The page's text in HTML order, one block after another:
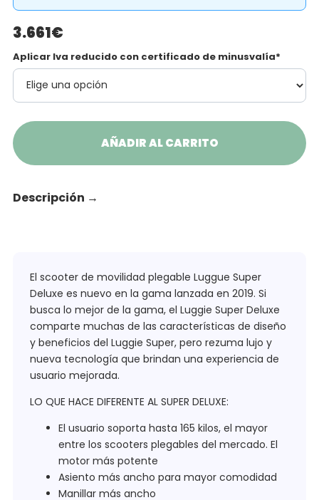
3.661€
Aplicar Iva reducido con certificado de minusvalía*
AÑADIR AL CARRITO
Descripción →
El scooter de movilidad plegable Luggue Super
Deluxe es nuevo en la gama lanzada en 2019. Si
busca lo mejor de la gama, el Luggie Super Deluxe
comparte muchas de las características de diseño
y beneficios del Luggie Super, pero rezuma lujo y
nueva tecnología que brindan una experiencia de
usuario mejorada.
LO QUE HACE DIFERENTE AL SUPER DELUXE:
El usuario soporta hasta 165 kilos, el mayor
entre los scooters plegables del mercado. El
motor más potente
Asiento más ancho para mayor comodidad
Manillar más ancho